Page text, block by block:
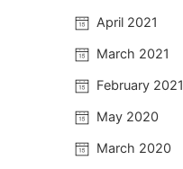
April 2021
March 2021
February 2021
May 2020
March 2020